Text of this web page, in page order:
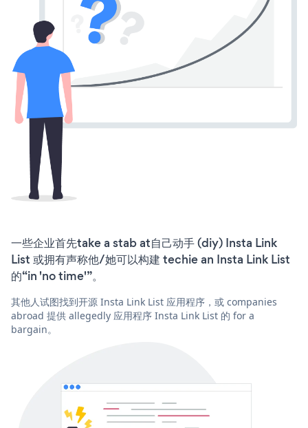
一些企业首先take a stab at自己动手 (diy) Insta Link
List 或拥有声称他/她可以构建 techie an Insta Link List
的“in 'no time'”。
其他人试图找到开源 Insta Link List 应用程序，或 companies
abroad 提供 allegedly 应用程序 Insta Link List 的 for a
bargain。